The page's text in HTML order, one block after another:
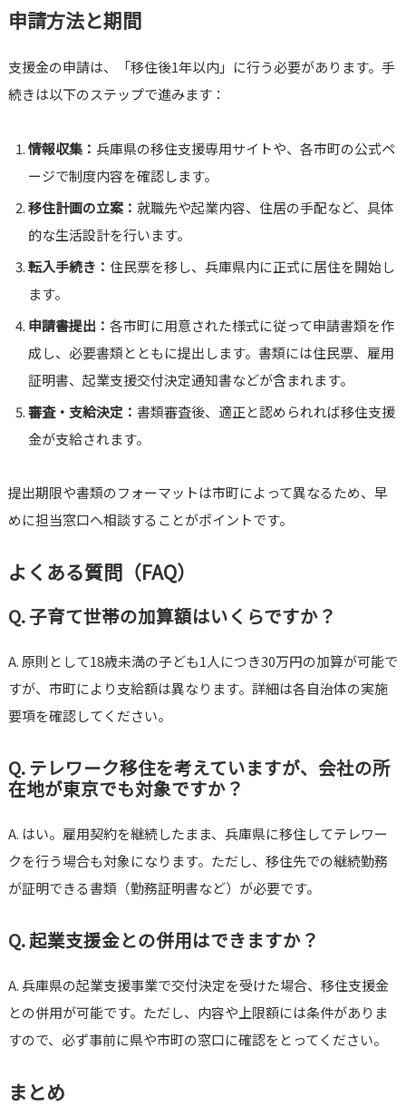
申請方法と期間
支援金の申請は、「移住後1年以内」に行う必要があります。手
続きは以下のステップで進みます：
情報収集： 兵庫県の移住支援専用サイトや、各市町の公式ペ
ージで制度内容を確認します。
移住計画の立案：就職先や起業内容、住居の手配など、具体
的な生活設計を行います。
転入手続き：住民票を移し、兵庫県内に正式に居住を開始し
ます。
申請書提出：各市町に用意された様式に従って申請書類を作
成し、必要書類とともに提出します。書類には住民票、雇用
証明書、起業支援交付決定通知書などが含まれます。
審査・支給決定：書類審査後、適正と認められれば移住支援
金が支給されます。
提出期限や書類のフォーマットは市町によって異なるため、早
めに担当窓口へ相談することがポイントです。
よくある質問（FAQ）
Q. 子育て世帯の加算額はいくらですか？
A. 原則として18歳未満の子ども1人につき30万円の加算が可能で
すが、市町により支給額は異なります。詳細は各自治体の実施
要項を確認してください。
Q. テレワーク移住を考えていますが、会社の所
在地が東京でも対象ですか？
A. はい。雇用契約を継続したまま、兵庫県に移住してテレワー
クを行う場合も対象になります。ただし、移住先での継続勤務
が証明できる書類（勤務証明書など）が必要です。
Q. 起業支援金との併用はできますか？
A. 兵庫県の起業支援事業で交付決定を受けた場合、移住支援金
との併用が可能です。ただし、内容や上限額には条件がありま
すので、必ず事前に県や市町の窓口に確認をとってください。
まとめ